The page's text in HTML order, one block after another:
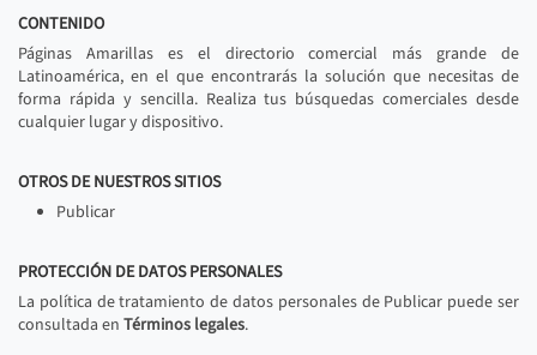
CONTENIDO
Páginas Amarillas es el directorio comercial más grande de
Latinoamérica, en el que encontrarás la solución que necesitas de
forma rápida y sencilla. Realiza tus búsquedas comerciales desde
cualquier lugar y dispositivo.
OTROS DE NUESTROS SITIOS
Publicar
PROTECCIÓN DE DATOS PERSONALES
La política de tratamiento de datos personales de Publicar puede ser
consultada en Términos legales.